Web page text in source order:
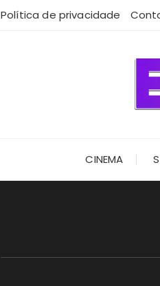
Política de privacidade
CINEMA